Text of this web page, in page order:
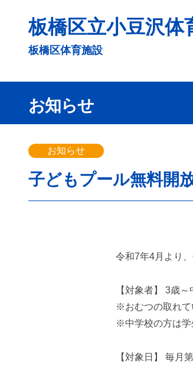
キ
板橋区立小豆沢体
板橋区体育施設
お知らせ
お知らせ
子どもプール無料開
令和7年4月より
【対象者】 3
※おむつの取れて
※中学校の方は学
【対象日】 毎月